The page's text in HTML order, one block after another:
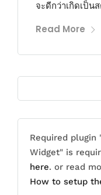
จะดีกว่าเกิดเป็น
Read More
Required plugin
Widget" is
here. or read
How to setup